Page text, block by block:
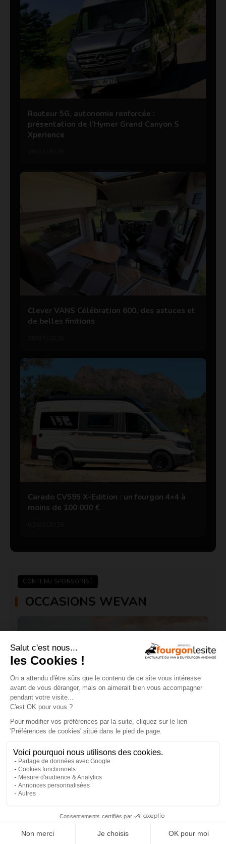
Routeur 5G, autonomie renforcée :
présentation de l’Hymer Grand Canyon S
Xperience
Clever VANS Célébration 600, des astuces et
de belles finitions
Carado CV595 X-Edition : un fourgon 4×4 à
moins de 100 000 €
CONTENU SPONSORISÉ
OCCASIONS WEVAN
Achetez dès maintenant votre van
d'occasion sur WeVan Market !
ACTUALITÉS